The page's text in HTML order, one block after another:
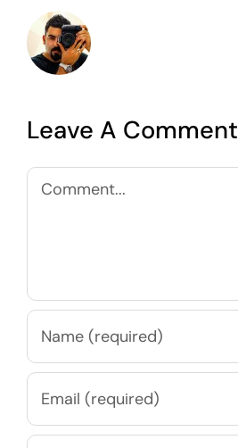
Leave A Comment
Comment